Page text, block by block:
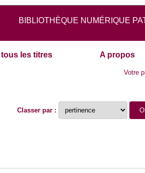
BIBLIOTHÈQUE NUMÉRIQUE
les titres A propos
Votre
Classer par :